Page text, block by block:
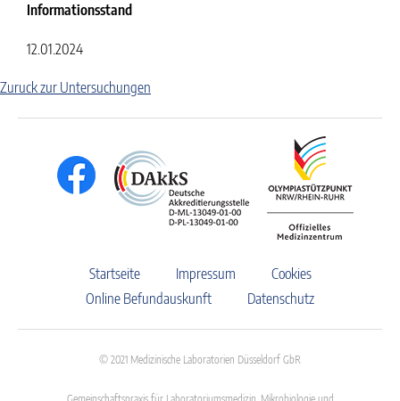
Informationsstand
12.01.2024
Zuruck zur Untersuchungen
Startseite Impressum
Cookies
Online Befundauskunft
Datenschutz
© 2021 Medizinische Laboratorien Düsseldorf GbR